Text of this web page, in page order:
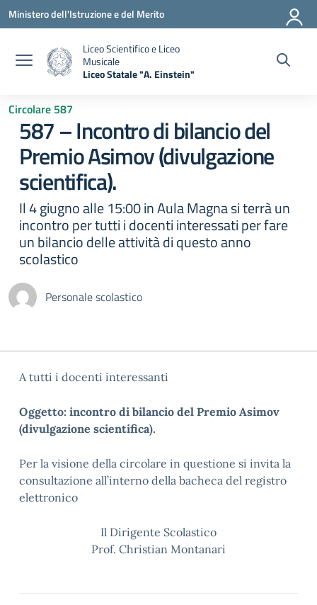
Vai ai contenuti
Vai al menu di navigazione
Vai al footer
Ministero dell'Istruzione e del Merito
Liceo Scientifico e Liceo
Musicale
Liceo Statale "A. Einstein"
Circolare 587
587 – Incontro di bilancio del
Premio Asimov (divulgazione
scientifica).
Il 4 giugno alle 15:00 in Aula Magna si terrà un
incontro per tutti i docenti interessati per fare
un bilancio delle attività di questo anno
scolastico
Personale scolastico
A tutti i docenti interessanti
Oggetto: incontro di bilancio del Premio Asimov
(divulgazione scientifica).
Per la visione della circolare in questione si invita la
consultazione all’interno della bacheca del registro
elettronico
Il Dirigente Scolastico
Prof. Christian Montanari